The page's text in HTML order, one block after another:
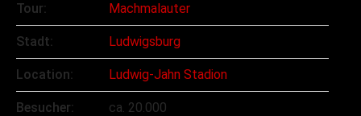
Tour: Machmalauter
Stadt: Ludwigsburg
Location: Ludwig-Jahn Stadion
Besucher: ca. 20.000